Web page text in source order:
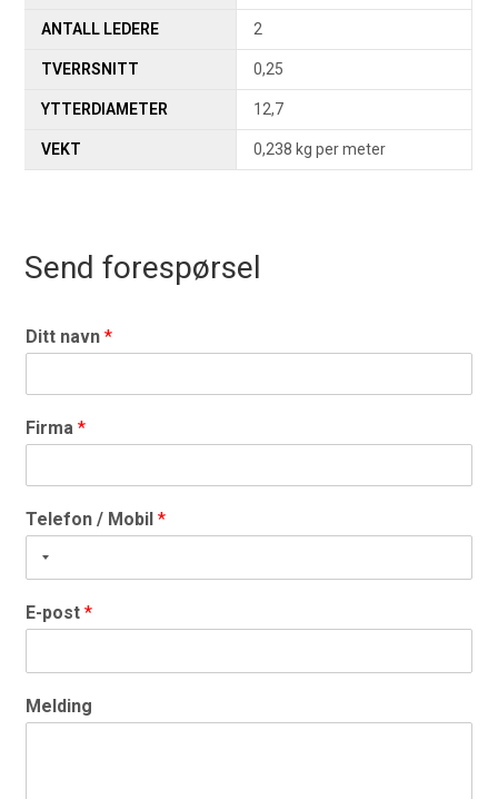
ANTALL LEDERE 2
TVERRSNITT 0,25
YTTERDIAMETER 12,7
VEKT 0,238 kg per meter
Send forespørsel
Ditt navn*
Firma*
Telefon / Mobil*
E-post*
Melding